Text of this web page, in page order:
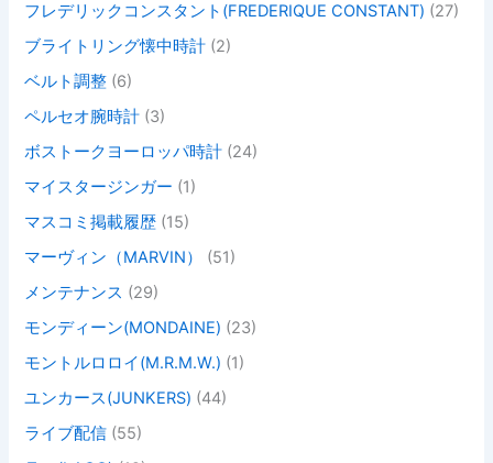
フレデリックコンスタント(FREDERIQUE CONSTANT) (27)
ブライトリング懐中時計 (2)
ベルト調整 (6)
ペルセオ腕時計 (3)
ボストークヨーロッパ時計 (24)
マイスタージンガー (1)
マスコミ掲載履歴 (15)
マーヴィン（MARVIN）
(51)
メンテナンス (29)
モンディーン(MONDAINE) (23)
モントルロロイ(M.R.M.W.) (1)
ユンカース(JUNKERS) (44)
ライブ配信 (55)